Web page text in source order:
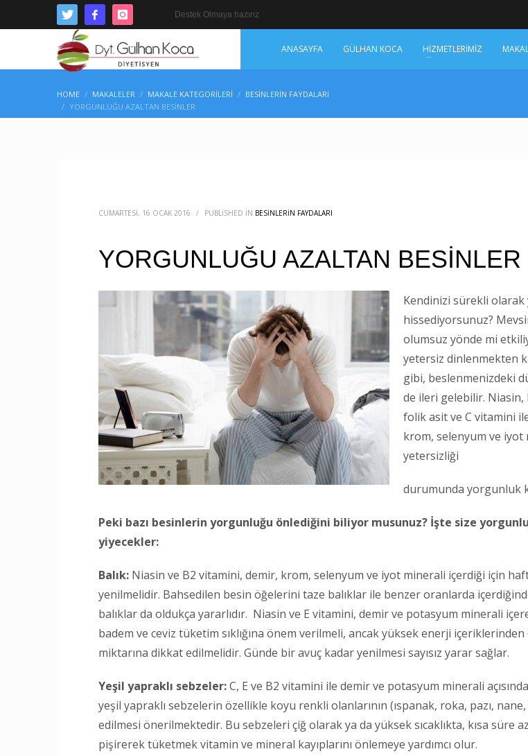
Destek Olmaya hazırız
ANASAYFA GÜLHAN KOCA HİZMETLERİMİZ
HOME MAKALELER MAKALE KATEGORILERI
BESINLERIN FAYDALARI
YORGUNLUĞU AZALTAN BESİNLER
CUMARTESI, 16 OCAK 2016 / PUBLISHED IN BESINLERIN FAYDALARI
YORGUNLUĞU AZALTAN BESİNLER
Kendinizi sürekli
hissediyorsunuz?
olumsuz yönde mi
yetersiz dinlenmekten
gibi, beslenmenizdeki
de ileri gelebilir. Niasin,
folik asit ve C vitamini
krom, selenyum ve
yetersizliği
durumunda yorgunluk
Peki bazı besinlerin yorgunluğu önlediğini biliyor musunuz? İşte size
yiyecekler:
Balık: Niasin ve B2 vitamini, demir, krom, selenyum ve iyot minerali içerdiği için
yenilmelidir. Bahsedilen besin öğelerini taze balıklar ile benzer oranlarda
balıklar da oldukça yararlıdır. Niasin ve E vitamini, demir ve potasyum minerali
badem ve ceviz tüketim sıklığına önem verilmeli, ancak yüksek enerji
miktarına dikkat edilmelidir. Günde bir avuç kadar yenilmesi sayısız yarar sağlar.
Yeşil yapraklı sebzeler:C, E ve B2 vitamini ile demir ve potasyum minerali
yeşil yapraklı sebzelerin özellikle koyu renkli olanlarının (ıspanak, roka, pazı,
edilmesi önerilmektedir. Bu sebzeleri çiğ olarak ya da yüksek sıcaklıkta, kısa süre
pişirerek tüketmek vitamin ve mineral kayıplarını önlemeye yardımcı olur.